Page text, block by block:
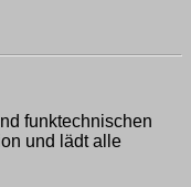
funktechnischen
und lädt alle